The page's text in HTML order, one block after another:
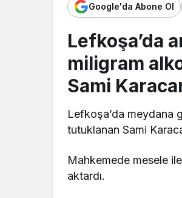
Google'da Abone Ol
Lefkoşa’da
miligram
Sami
Lefkoşa’da meydana
tutuklanan Sami
Mahkemede mesele
aktardı.